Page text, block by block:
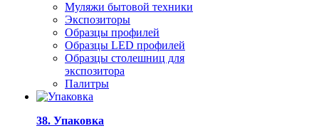
Муляжи бытовой техники
Экспозиторы
Образцы профилей
Образцы LED профилей
Образцы столешниц для
экспозитора
Палитры
38. Упаковка